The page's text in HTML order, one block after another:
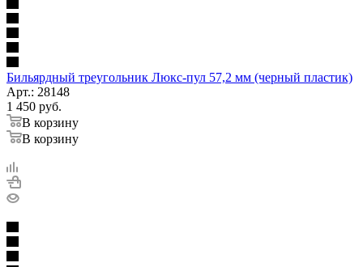
Бильярдный треугольник Люкс-пул 57,2 мм (черный пластик)
Арт.: 28148
1 450 руб.
В корзину
В корзину